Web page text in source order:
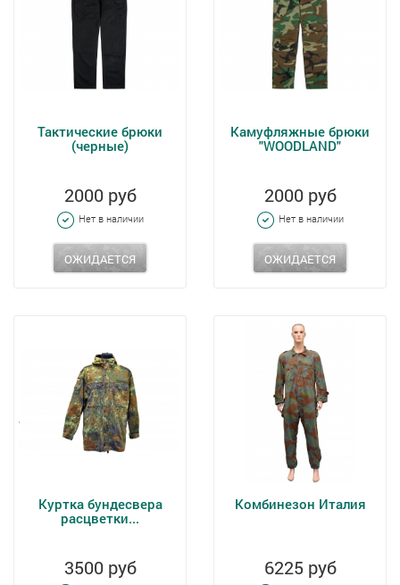
Тактические брюки
(черные)
2000 руб
Нет в наличии
ОЖИДАЕТСЯ
Камуфляжные брюки
"WOODLAND"
2000 руб
Нет в наличии
ОЖИДАЕТСЯ
Куртка бундесвера
расцветки...
3500 руб
Комбинезон Италия
6225 руб